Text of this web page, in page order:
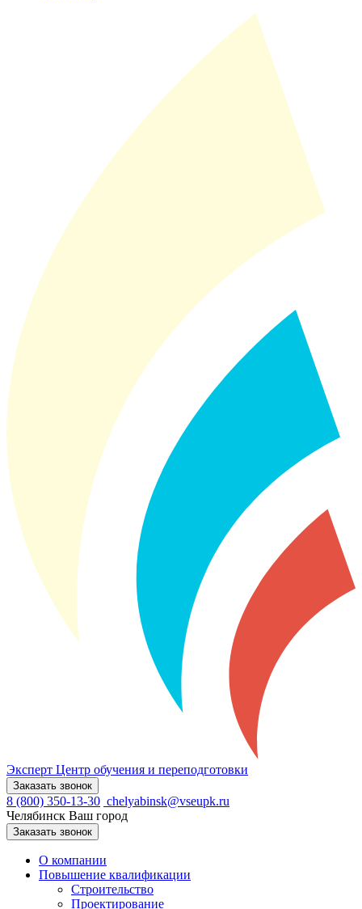
Эксперт Центр обучения и переподготовки
Заказать звонок
8 (800) 350-13-30 chelyabinsk@vseupk.ru
Челябинск Ваш город
Заказать звонок
О компании
Повышение квалификации
Строительство
Проектирование